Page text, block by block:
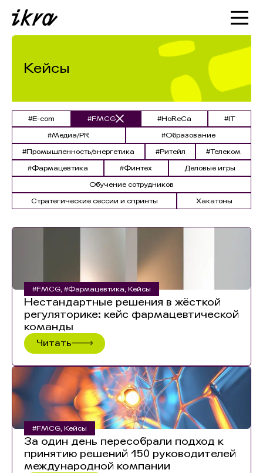
Познакомиться с ИКРОЙ
Кейсы
#E-com #FMCG #HoReCa
#IT
#Медиа/PR
#Образование
#Промышленность/энергетика
#Ритейл
#Телеком
#Фармацевтика
#Финтех
Деловые игры
Обучение сотрудников
Стратегические сессии и спринты
Хакатоны
#FMCG, #Фармацевтика, Кейсы
Нестандартные решения в жёсткой
регуляторике: кейс фармацевтической
команды
Читать
#FMCG, Кейсы
За один день пересобрали подход к
принятию решений 150 руководителей
международной компании